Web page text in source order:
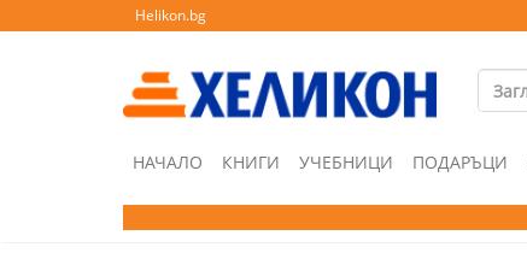
Helikon.bg
НАЧАЛО КНИГИ УЧЕБНИЦИ ПОДАРЪЦИ